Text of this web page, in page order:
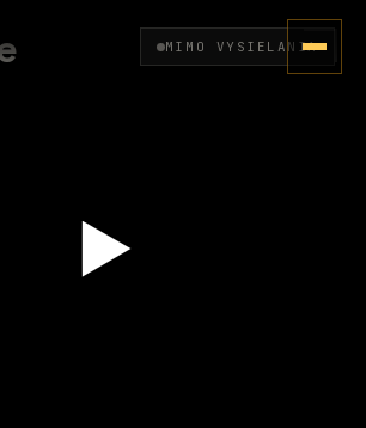
MIMO VYSIELANIA